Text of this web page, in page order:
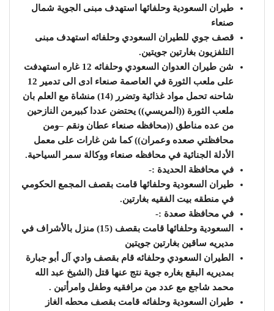
طيران السعودية وحلفائها استهدف مبنى الجوية شمال
صنعاء
قصف جوي للطيران السعودي وحلفائه استهدف مبنى
التلفزيون بغارتين جويتين.
شن طيران العدوان السعودي وحلفائه 12 غاره استهدفت
على ملعب الثورة في العاصمة صنعاء ادى الى تدمير 12
شاحنه تحمل مواد غذائية وتضرر (14) منشاة مع العلم بان
ملعب الثورة ((المريسي)) يحتضن عددا كبيرمن النازحين
من عده مناطق ((محافظه صنعاء عطان ونقم –ومن
محافظتي صعده وعمران)) كما شن غارات على معمل
الأدلة الجنائية في محافظه صنعاء ووكالة سمر السياحية.
في محافظة الحديدة :-
طيران السعودية وحلفائها قامت بقصف المجمع الحكومي
في منطقه بيت الفقيه بغارتين.
في محافظة صعدة :-
السعودية وحلفائها قامت بقصف (15) منزل بالأشراف في
مديريه ساقين بغارتين جويتين
الطيران السعودي وحلفائه قام بقصف وادي آل أبو جبارة
بمديريه البقع بغاره جوية نتج عنها قتل (الشيخ عبد الله
محمد شاجع مع عدد من مرافقيه وطفل وامرأتين .
طيران السعودية وحلفائه قامت بقصف محطه الغاز